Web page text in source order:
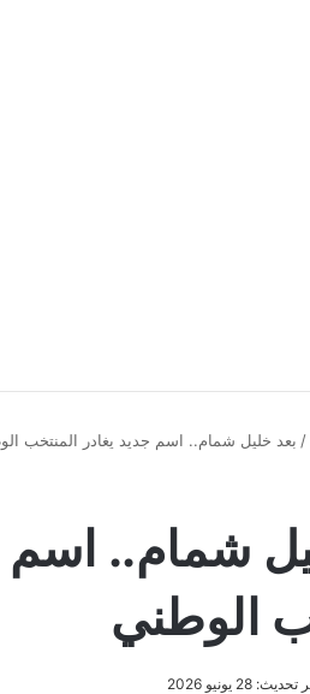
/ بعد خليل شمام.. اسم جديد يغادر المنتخب
شمام.. اسم
الوطني
28 يونيو 2026